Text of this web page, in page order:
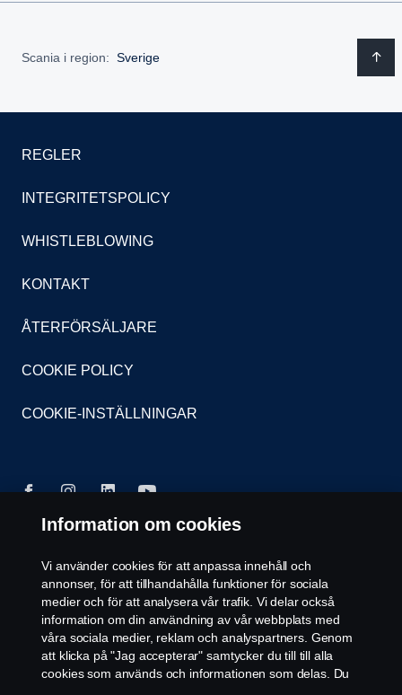
Scania i region: Sverige
REGLER
INTEGRITETSPOLICY
WHISTLEBLOWING
KONTAKT
ÅTERFÖRSÄLJARE
COOKIE POLICY
COOKIE-INSTÄLLNINGAR
© Copyright Scania 2026. Scania Sverige AB, Box
900, 127 29 Stockholm, Telefon: 010-706 60 00
Information om cookies
Vi använder cookies för att anpassa innehåll och
annonser, för att tillhandahålla funktioner för sociala
medier och för att analysera vår trafik. Vi delar också
information om din användning av vår webbplats med
våra sociala medier, reklam och analyspartners. Genom
att klicka på "Jag accepterar" samtycker du till till alla
cookies som används och informationen som delas. Du